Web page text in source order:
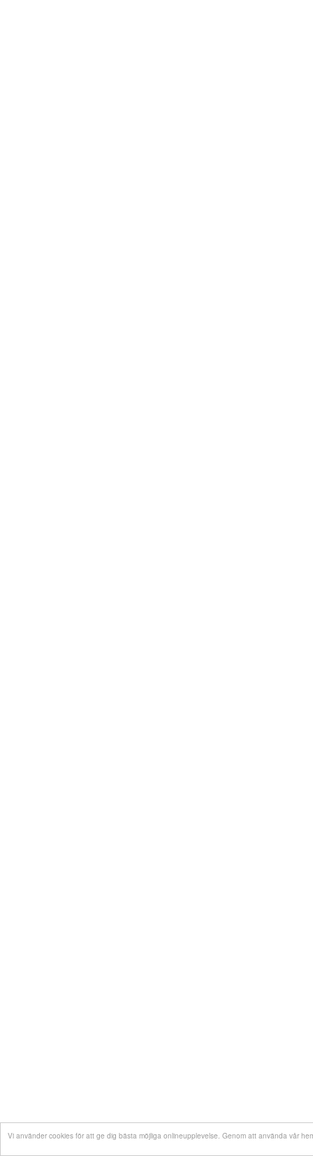
Vi använder cookies för att ge dig bästa möjliga onlineupplevelse. Genom att använda vår